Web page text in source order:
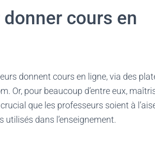
cours en
donnent cours en ligne, via des
Or, pour beaucoup d’entre eux,
que les professeurs soient à
utilisés dans l’enseignement.